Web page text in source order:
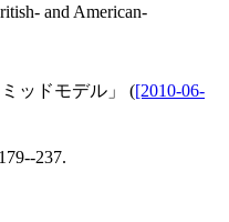
and American-
ッドモデル」 ([2010-06-
237.